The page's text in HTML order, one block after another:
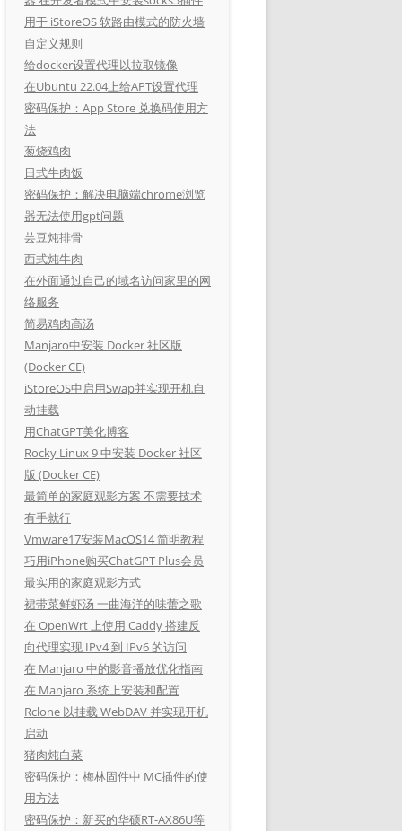
用于 iStoreOS 软路由模式的防火墙
自定义规则
给docker设置代理以拉取镜像
在Ubuntu 22.04上给APT设置代理
密码保护：App Store 兑换码使用方
法
葱烧鸡肉
日式牛肉饭
密码保护：解决电脑端chrome浏览
器无法使用gpt问题
芸豆炖排骨
西式炖牛肉
在外面通过自己的域名访问家里的网
络服务
简易鸡肉高汤
Manjaro中安装 Docker 社区版
(Docker CE)
iStoreOS中启用Swap并实现开机自
动挂载
用ChatGPT美化博客
Rocky Linux 9 中安装 Docker 社区
版 (Docker CE)
最简单的家庭观影方案 不需要技术
有手就行
Vmware17安装MacOS14 简明教程
巧用iPhone购买ChatGPT Plus会员
最实用的家庭观影方式
裙带菜鲜虾汤 一曲海洋的味蕾之歌
在 OpenWrt 上使用 Caddy 搭建反
向代理实现 IPv4 到 IPv6 的访问
在 Manjaro 中的影音播放优化指南
在 Manjaro 系统上安装和配置
Rclone 以挂载 WebDAV 并实现开机
启动
猪肉炖白菜
密码保护：梅林固件中 MC插件的使
用方法
密码保护：新买的华硕RT-AX86U等